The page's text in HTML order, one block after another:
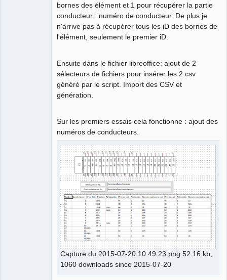
bornes des élément et 1 pour récupérer la partie
conducteur : numéro de conducteur. De plus je
n'arrive pas à récupérer tous les iD des bornes de
l'élément, seulement le premier iD.
Ensuite dans le fichier libreoffice: ajout de 2
sélecteurs de fichiers pour insérer les 2 csv
généré par le script. Import des CSV et
génération.
Sur les premiers essais cela fonctionne : ajout des
numéros de conducteurs.
Capture du 2015-07-20 10:49:23.png 52.16 kb,
1060 downloads since 2015-07-20